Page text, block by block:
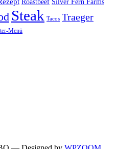
Roastbeef Silver Fern Farms
Steak Tacos Traeger
Menü